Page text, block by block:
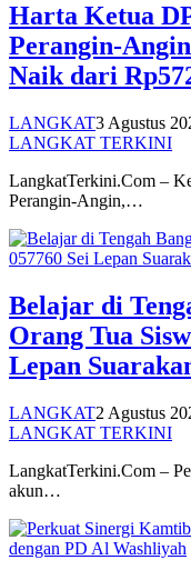
Harta Ketua
Perangin-
Naik dari
LANGKAT3 Agustus
LANGKAT TERKINI
LangkatTerkini.Com –
Perangin-Angin,…
Belajar di
Orang Tua
Lepan
LANGKAT2 Agustus
LANGKAT TERKINI
LangkatTerkini.Com –
akun…